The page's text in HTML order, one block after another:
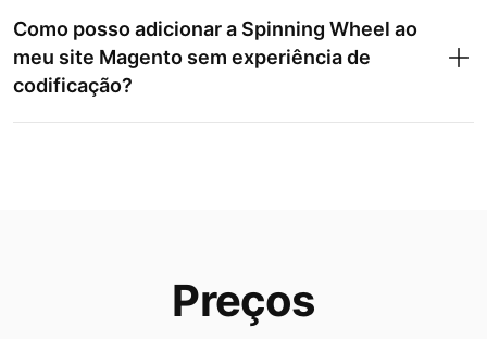
Como posso adicionar a Spinning Wheel ao
meu site Magento sem experiência de
codificação?
Preços